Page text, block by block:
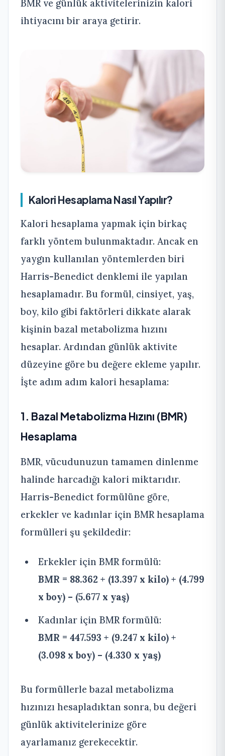
BMR ve günlük aktivitelerinizin kalori
ihtiyacını bir araya getirir.
Kalori Hesaplama Nasıl Yapılır?
Kalori hesaplama yapmak için birkaç
farklı yöntem bulunmaktadır. Ancak en
yaygın kullanılan yöntemlerden biri
Harris-Benedict denklemi ile yapılan
hesaplamadır. Bu formül, cinsiyet, yaş,
boy, kilo gibi faktörleri dikkate alarak
kişinin bazal metabolizma hızını
hesaplar. Ardından günlük aktivite
düzeyine göre bu değere ekleme yapılır.
İşte adım adım kalori hesaplama:
1. Bazal Metabolizma Hızını (BMR)
Hesaplama
BMR, vücudunuzun tamamen dinlenme
halinde harcadığı kalori miktarıdır.
Harris-Benedict formülüne göre,
erkekler ve kadınlar için BMR hesaplama
formülleri şu şekildedir:
Erkekler için BMR formülü:
BMR = 88.362 + (13.397 x kilo) + (4.799
x boy) – (5.677 x yaş)
Kadınlar için BMR formülü:
BMR = 447.593 + (9.247 x kilo) +
(3.098 x boy) – (4.330 x yaş)
Bu formüllerle bazal metabolizma
hızınızı hesapladıktan sonra, bu değeri
günlük aktivitelerinize göre
ayarlamanız gerekecektir.